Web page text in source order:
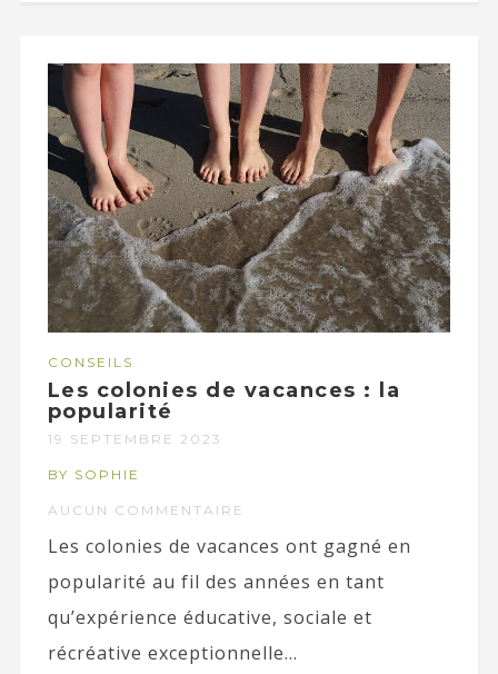
CONSEILS
Les colonies de vacances : la
popularité
19 SEPTEMBRE 2023
BY SOPHIE
AUCUN COMMENTAIRE
Les colonies de vacances ont gagné en
popularité au fil des années en tant
qu’expérience éducative, sociale et
récréative exceptionnelle...